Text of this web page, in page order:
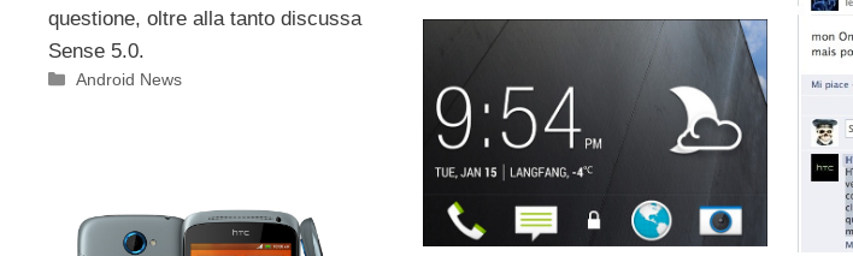
questione, oltre alla tanto discussa
Sense 5.0.
Categorie
Android News